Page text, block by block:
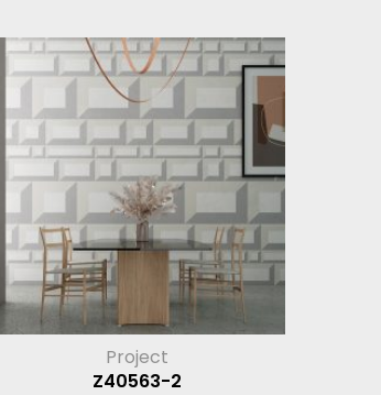
Project
Z40563-2